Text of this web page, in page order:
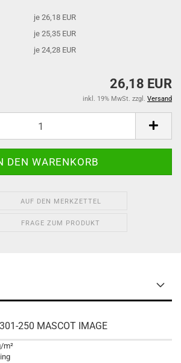
je 26,18 EUR
je 25,35 EUR
je 24,28 EUR
26,18 EUR
inkl. 19% MwSt. zzgl. Versand
AUF DEN MERKZETTEL
FRAGE ZUM PRODUKT
250 MASCOT IMAGE
m²